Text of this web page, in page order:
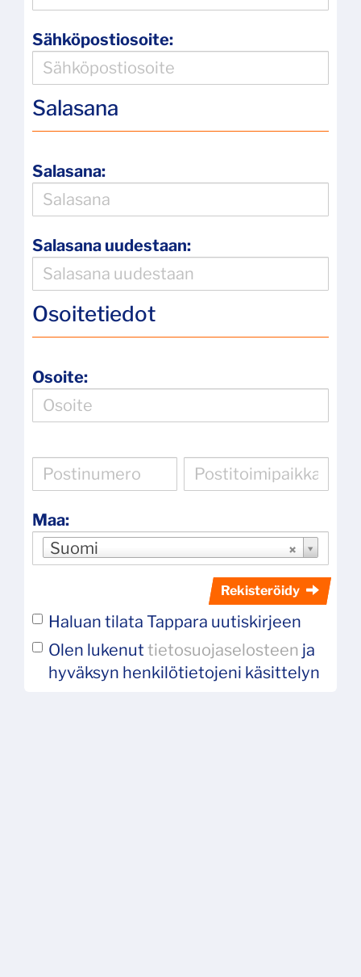
Sähköpostiosoite:
Salasana
Salasana:
Salasana uudestaan:
Osoitetiedot
Osoite:
Maa:
Suomi
Rekisteröidy
Haluan tilata Tappara uutiskirjeen
Olen lukenut tietosuojaselosteen ja
hyväksyn henkilötietojeni käsittelyn